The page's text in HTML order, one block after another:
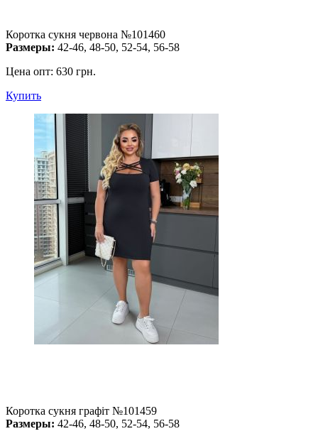
Коротка сукня червона №101460
Размеры: 42-46, 48-50, 52-54, 56-58
Цена опт: 630 грн.
Купить
Коротка сукня графіт №101459
Размеры: 42-46, 48-50, 52-54, 56-58